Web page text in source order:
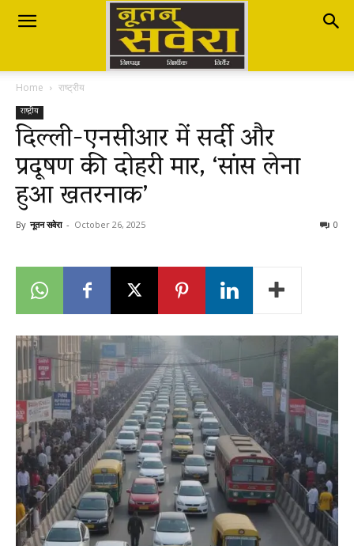
Nutan
Savera
नूतन
सवेरा
Breaking
News
LIVE
Home राष्ट्रीय
राष्ट्रीय
दिल्ली-एनसीआर में सर्दी और
प्रदूषण की दोहरी मार, ‘सांस लेना
हुआ खतरनाक’
By नूतन सवेरा - October 26, 2025 0